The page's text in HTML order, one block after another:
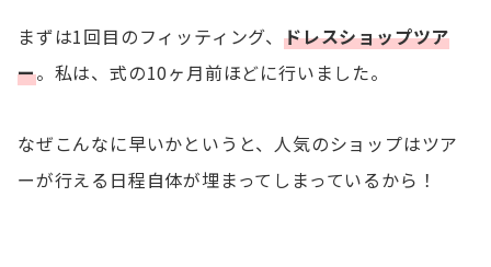
まずは1回目のフィッティング、 ドレスショップツア
ー。私は、式の10ヶ月前ほどに行いました。
なぜこんなに早いかというと、人気のショップはツア
ーが行える日程自体が埋まってしまっているから！